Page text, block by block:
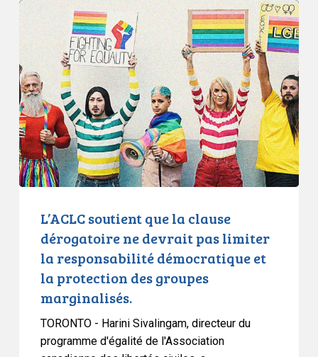
L’ACLC
la
clause
dérogatoire
ne
devrait
pas
limiter
protection
groupes
marginalisés.
L’ACLC soutient que la clause
dérogatoire ne devrait pas limiter
la responsabilité démocratique et
la protection des groupes
marginalisés.
TORONTO - Harini Sivalingam, directeur du
programme d'égalité de l'Association